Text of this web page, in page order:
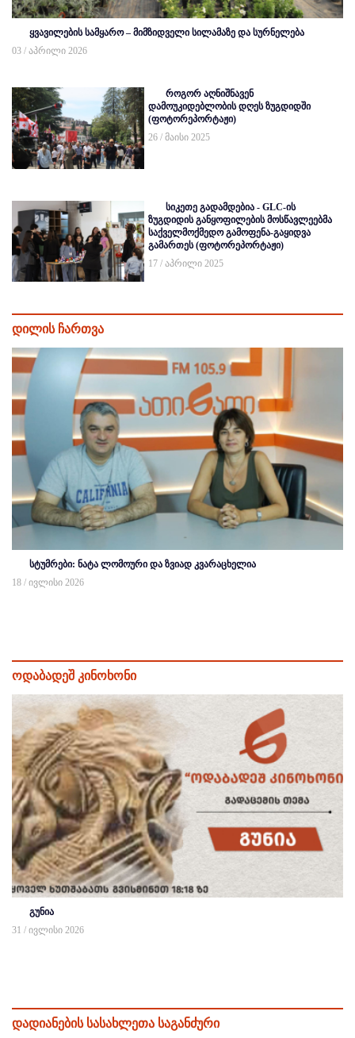
ყვავილების სამყარო – მიმზიდველი სილამაზე და სურნელება
03 / აპრილი 2026
როგორ აღნიშნავენ
დამოუკიდებლობის დღეს ზუგდიდში
(ფოტორეპორტაჟი)
26 / მაისი 2025
სიკეთე გადამდებია - GLC-ის
ზუგდიდის განყოფილების მოსწავლეებმა
საქველმოქმედო გამოფენა-გაყიდვა
გამართეს (ფოტორეპორტაჟი)
17 / აპრილი 2025
დილის ჩართვა
სტუმრები: ნატა ლომოური და ზვიად კვარაცხელია
18 / ივლისი 2026
ოდაბადეშ კინოხონი
გუნია
31 / ივლისი 2026
დადიანების სასახლეთა საგანძური